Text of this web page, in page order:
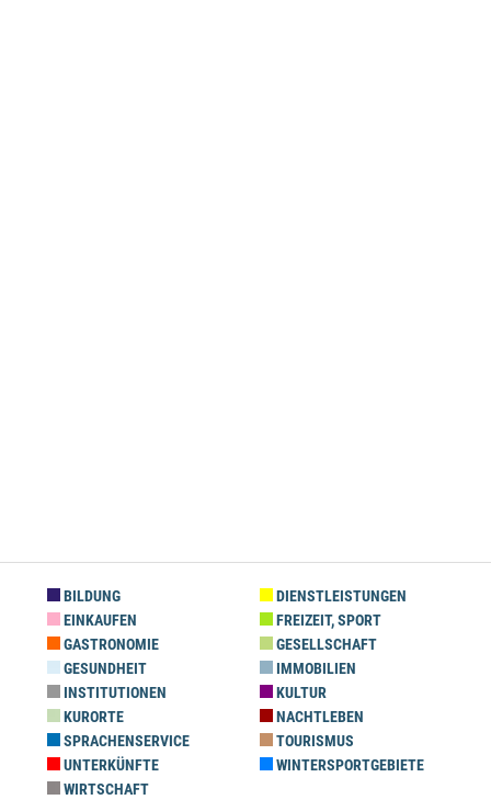
BILDUNG
DIENSTLEISTUNGEN
EINKAUFEN
FREIZEIT, SPORT
GASTRONOMIE
GESELLSCHAFT
GESUNDHEIT
IMMOBILIEN
INSTITUTIONEN
KULTUR
KURORTE
NACHTLEBEN
SPRACHENSERVICE
TOURISMUS
UNTERKÜNFTE
WINTERSPORTGEBIETE
WIRTSCHAFT